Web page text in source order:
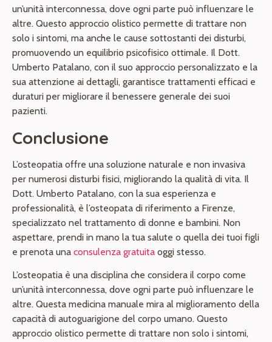
un’unità interconnessa, dove ogni parte può influenzare le
altre. Questo approccio olistico permette di trattare non
solo i sintomi, ma anche le cause sottostanti dei disturbi,
promuovendo un equilibrio psicofisico ottimale. Il Dott.
Umberto Patalano, con il suo approccio personalizzato e la
sua attenzione ai dettagli, garantisce trattamenti efficaci e
duraturi per migliorare il benessere generale dei suoi
pazienti.
Conclusione
L’osteopatia offre una soluzione naturale e non invasiva
per numerosi disturbi fisici, migliorando la qualità di vita. Il
Dott. Umberto Patalano, con la sua esperienza e
professionalità, è l’osteopata di riferimento a Firenze,
specializzato nel trattamento di donne e bambini. Non
aspettare, prendi in mano la tua salute o quella dei tuoi figli
e prenota una consulenza gratuita oggi stesso.
L’osteopatia è una disciplina che considera il corpo come
un’unità interconnessa, dove ogni parte può influenzare le
altre. Questa medicina manuale mira al miglioramento della
capacità di autoguarigione del corpo umano. Questo
approccio olistico permette di trattare non solo i sintomi,